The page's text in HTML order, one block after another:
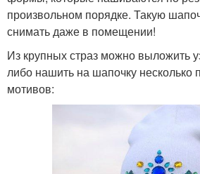
произвольном порядке. Такую
снимать даже в помещении!
Из крупных страз можно выложить
либо нашить на шапочку несколько
мотивов: